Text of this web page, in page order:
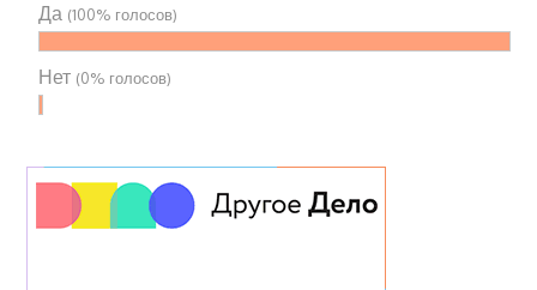
Да (100% голосов)
Нет (0% голосов)